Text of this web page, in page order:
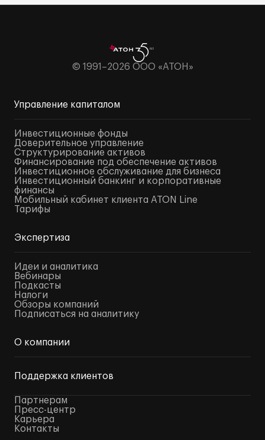
© 1991–2026 ООО «АТОН»
Управление капиталом
Инвестиционные фонды
Доверительное управление
Структурирование активов
Финансирование под обеспечение активов
Инвестиционное обслуживание для бизнеса
Инвестиционный банкинг и корпоративные
финансы
Мобильный кабинет клиента ATON Line
Тарифы
Экспертиза
Идеи и аналитика
Вебинары
Подкасты
Налоги
Обзоры компаний
Подписаться на аналитику
О компании
Поддержка клиентов
Партнерам
Пресс-центр
Карьера
Контакты